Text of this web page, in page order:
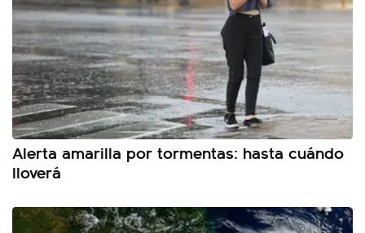
Alerta amarilla por tormentas: hasta cuándo
lloverá